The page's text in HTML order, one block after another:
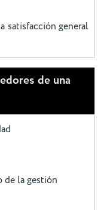
satisfacción general
de una
de la gestión